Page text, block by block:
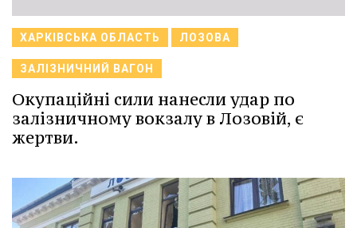
ХАРКІВСЬКА ОБЛАСТЬ ЛОЗОВА
ЗАЛІЗНИЧНИЙ ВАГОН
Окупаційні сили нанесли удар по
залізничному вокзалу в Лозовій, є
жертви.